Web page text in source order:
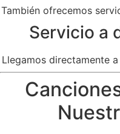
También ofrecemos
Servicio a
Llegamos directamente